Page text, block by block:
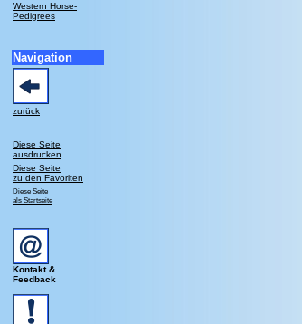
Western Horse-
Pedigrees
Navigation
zurück
Diese Seite
ausdrucken
Diese Seite
zu den Favoriten
Diese Seite
als Startseite
Kontakt &
Feedback